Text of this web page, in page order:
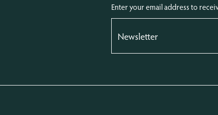
Enter your email address to